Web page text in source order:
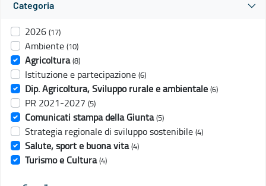
Categoria
2026 (17)
Ambiente (10)
Agricoltura (8)
Istituzione e partecipazione (6)
Dip. Agricoltura, Sviluppo rurale e ambientale (6)
PR 2021-2027 (5)
Comunicati stampa della Giunta (5)
Strategia regionale di sviluppo sostenibile (4)
Salute, sport e buona vita (4)
Turismo e Cultura (4)